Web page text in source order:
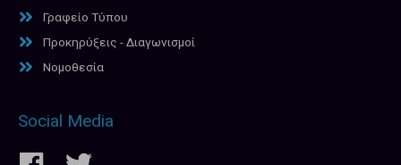
Γραφείο Τύπου
Προκηρύξεις - Διαγωνισμοί
Νομοθεσία
Social Media